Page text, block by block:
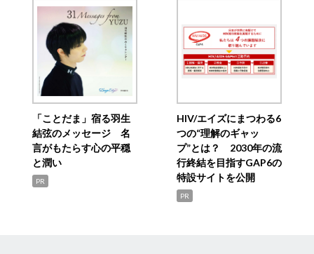
「ことだま」宿る羽生
結弦のメッセージ 名
言がもたらす心の平穏
と潤い
PR
HIV/エイズにまつわる6
つの“理解のギャッ
プ”とは？ 2030年の流
行終結を目指すGAP6の
特設サイトを公開
PR